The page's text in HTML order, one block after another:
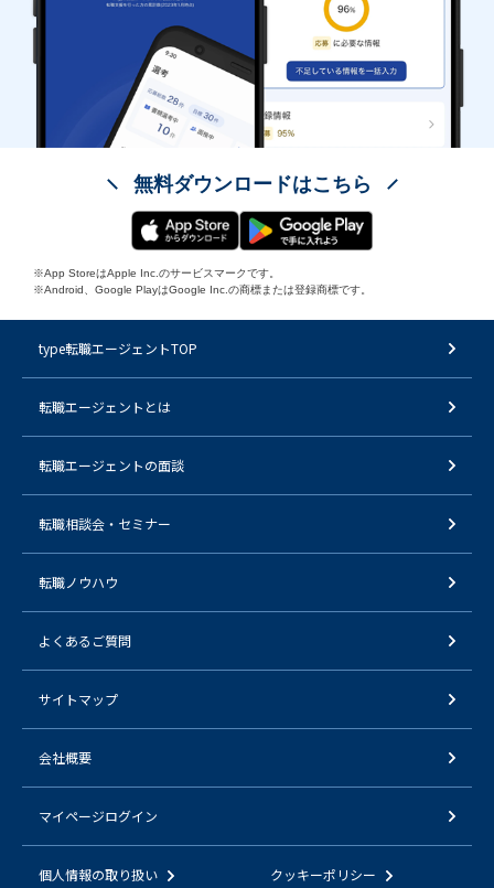
無料ダウンロードはこちら
※App StoreはApple Inc.のサービスマークです。
※Android、Google PlayはGoogle Inc.の商標または登録商標です。
type転職エージェントTOP
転職エージェントとは
転職エージェントの面談
転職相談会・セミナー
転職ノウハウ
よくあるご質問
サイトマップ
会社概要
マイページログイン
個人情報の取り扱い クッキーポリシー